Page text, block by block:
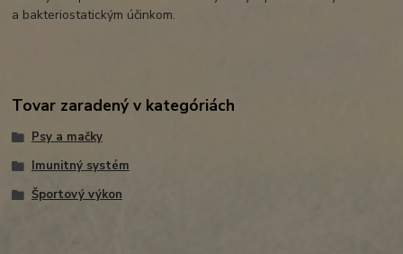
a bakteriostatickým účinkom.
Tovar zaradený v kategóriách
Psy a mačky
Imunitný systém
Športový výkon